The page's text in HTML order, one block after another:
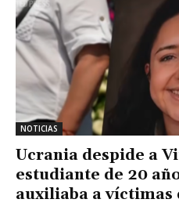
NOTICIAS
Ucrania despide a
estudiante de 20
auxiliaba a víctimas